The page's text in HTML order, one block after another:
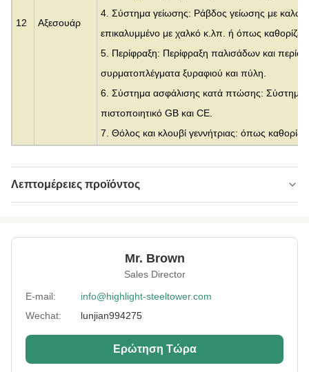
12 Αξεσουάρ
4. Σύστημα γείωσης: Ράβδος γείωσης με
επικαλυμμένο με χαλκό κ.λπ. ή όπως
5. Περίφραξη: Περίφραξη παλισάδων και
συρματοπλέγματα ξυραφιού και πύλη.
6. Σύστημα ασφάλισης κατά πτώσης: Σύστημα
πιστοποιητικό GB και CE.
7. Θόλος και κλουβί γεννήτριας: όπως
Λεπτομέρειες προϊόντος
Height: 10μ έως 500μ
μονόπολο
Certification: SGS, CE, ISO
Warranty: 15 Χρόνια
Surface
HDG ή ζωγραφική
Mr. Brown
Sales Director
E-mail:
info@highlight-steeltower.com
Wechat:
lunjian994275
Ερώτηση Τώρα